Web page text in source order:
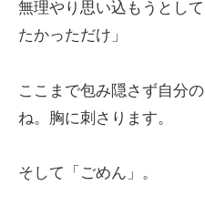
無理やり思い込もうとし
たかっただけ」
ここまで包み隠さず自分
ね。胸に刺さります。
そして「ごめん」。